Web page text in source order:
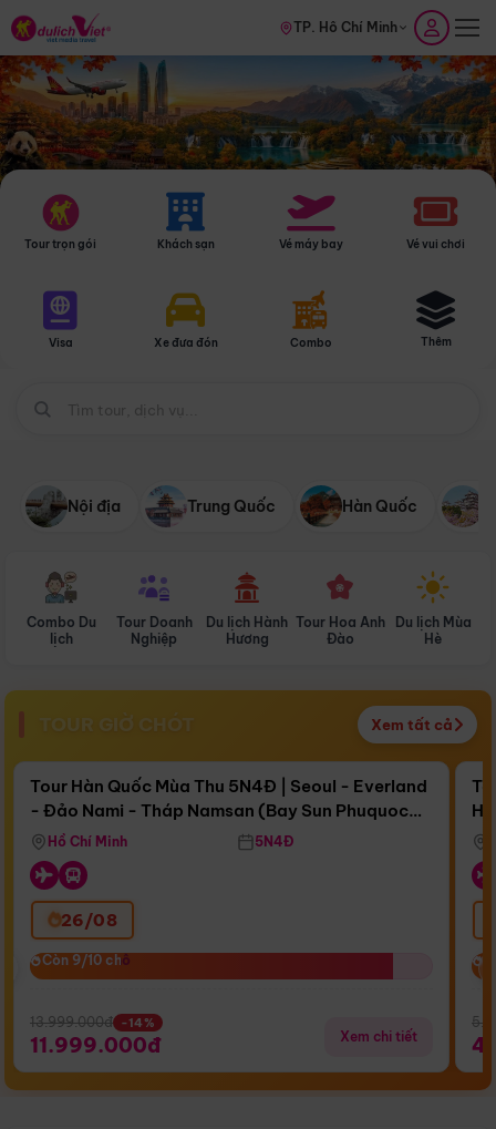
TP. Hồ Chí Minh
Tour trọn gói Khách sạn Vé máy bay Vé vui chơi
Visa Xe đưa đón Combo Thêm
Nội địa Trung Quốc Hàn Quốc
Combo Du
lịch
Tour Doanh
Nghiệp
Du lịch Hành
Hương
Tour Hoa Anh
Đào
Du lịch Mùa
Hè
TOUR GIỜ CHÓT Xem tất cả
Còn17 ngày 16:13:21
Bay Sun Phuquoc Airways
Điểm nổi bật
Tour Hàn Quốc Mùa Thu 5N4Đ | Seoul - Everland
- Đảo Nami - Tháp Namsan (Bay Sun Phuquoc
Airways)
Hồ Chí Minh 5N4Đ
26/08
Còn 9/10 chỗ
Còn 9/10 chỗ
13.999.000đ -14%
11.999.000đ Xem chi tiết